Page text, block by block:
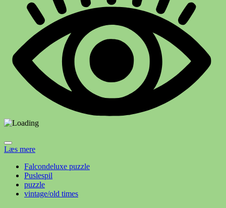
Læs mere
Falcondeluxe puzzle
Puslespil
puzzle
vintage/old times